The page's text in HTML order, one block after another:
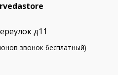
д11
звонок бесплатный)